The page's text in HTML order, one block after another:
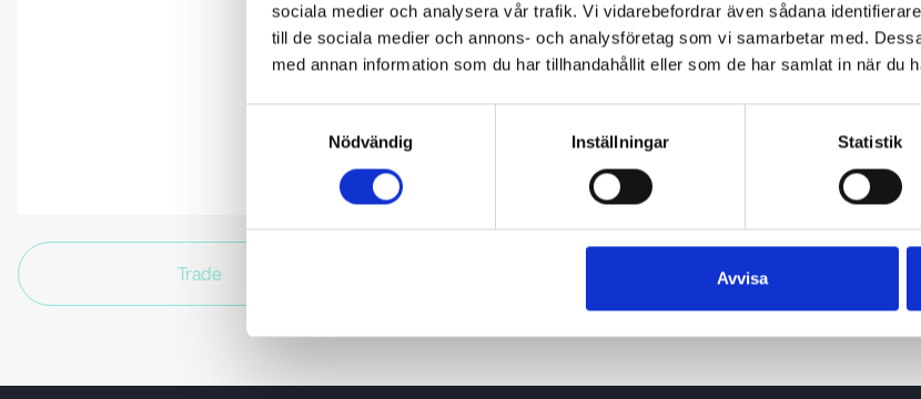
sociala medier och analysera vår trafik. Vi vidarebefordrar även sådana
till de sociala medier och annons- och analysföretag som vi samarbetar med.
med annan information som du har tillhandahållit eller som de har samlat in när du
Nödvändig
Inställningar Statistik
Avvisa
Trade